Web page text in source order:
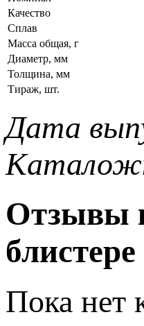
Качество
Сплав
Масса общая, г
Диаметр, мм
Толщина, мм
Тираж, шт.
Дата
Отзывы
Пока нет